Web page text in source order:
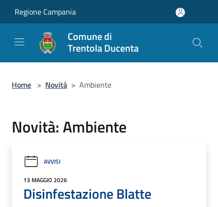
Regione Campania
Comune di
Trentola Ducenta
Home > Novità > Ambiente
Novità: Ambiente
AVVISI
13 MAGGIO 2026
Disinfestazione Blatte